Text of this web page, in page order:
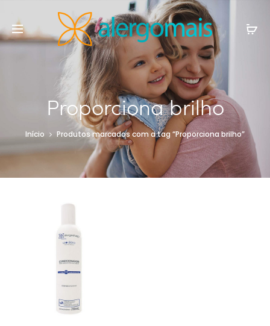
Proporciona brilho
Início Produtos marcados com a tag “Proporciona brilho”